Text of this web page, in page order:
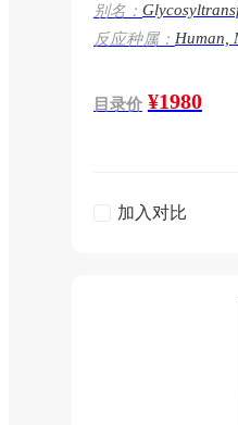
别名：
反应种属： Human,
目录价 ¥1980
加入对比